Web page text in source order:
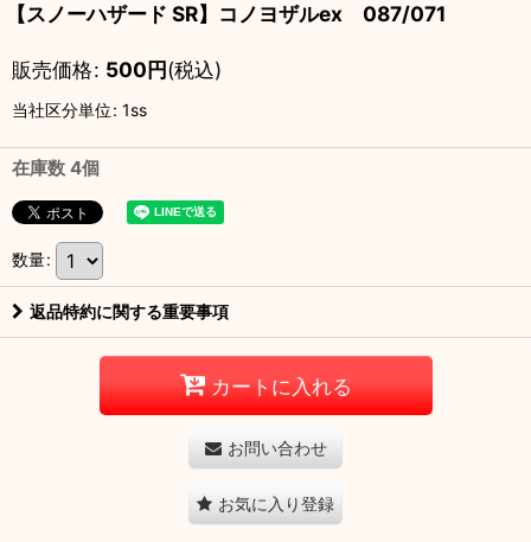
【スノーハザード SR】コノヨザルex 087/071
販売価格: 500円(税込)
当社区分単位: 1ss
在庫数 4個
数量:
返品特約に関する重要事項
カートに入れる
お問い合わせ
お気に入り登録